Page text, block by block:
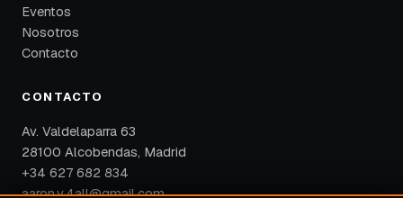
Eventos
Nosotros
Contacto
CONTACTO
Av. Valdelaparra 63
28100 Alcobendas, Madrid
+34 627 682 834
aaron.v.4all@gmail.com